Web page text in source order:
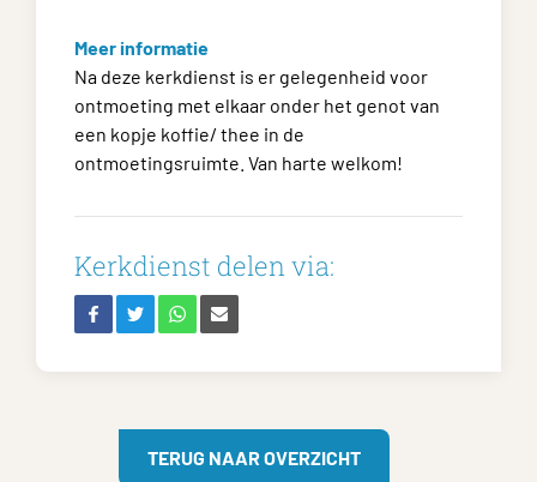
Meer informatie
Na deze kerkdienst is er gelegenheid voor
ontmoeting met elkaar onder het genot van
een kopje koffie/ thee in de
ontmoetingsruimte. Van harte welkom!
Kerkdienst delen via:
TERUG NAAR OVERZICHT